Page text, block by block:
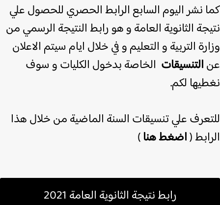
نشر اليوم السابع الرابط الحصري للحصول علي
الثانوية العامة و هو رابط النتيجة الرسمي من
التربية و التعليم و في خلال ايام سيتم الاعلان
التنسيقاتالخاصة بدخول الكليات و سوف
لكم.
علي تنسيقات السنة الماضية من خلال هذا
(اضغط هنا)
رابط نتيجة الثانوية العامة 2021